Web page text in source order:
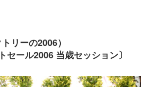
リーの2006）
ール2006 当歳セッション〕